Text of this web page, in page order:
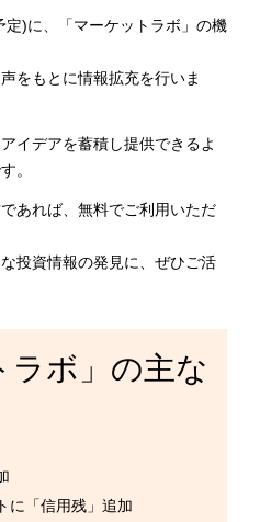
)に、「マーケットラボ」の機
をもとに情報拡充を行いま
イデアを蓄積し提供できるよ
。
あれば、無料でご利用いただ
投資情報の発見に、ぜひご活
ラボ」の主な
に「信用残」追加